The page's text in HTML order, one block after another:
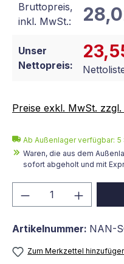
Bruttopreis,
inkl. MwSt.:
Unser
Nettopreis:
Preise exkl. MwSt.
Ab Außenlager verfügbar: 5
Waren, die aus dem
sofort abgeholt und mit
Produkt
Artikelnummer: NAN-
Zum Merkzettel